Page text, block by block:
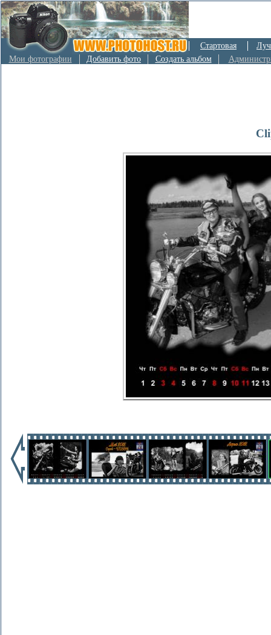
Стартовая
Мои фотографии
Добавить фото Создать альбом